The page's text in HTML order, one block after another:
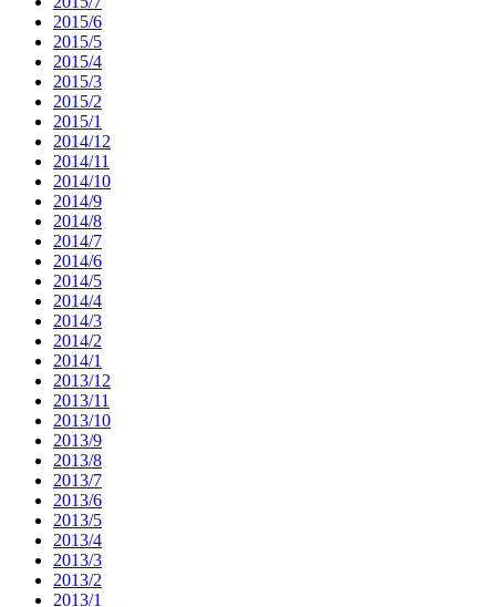
2015/6
2015/5
2015/4
2015/3
2015/2
2015/1
2014/12
2014/11
2014/10
2014/9
2014/8
2014/7
2014/6
2014/5
2014/4
2014/3
2014/2
2014/1
2013/12
2013/11
2013/10
2013/9
2013/8
2013/7
2013/6
2013/5
2013/4
2013/3
2013/2
2013/1